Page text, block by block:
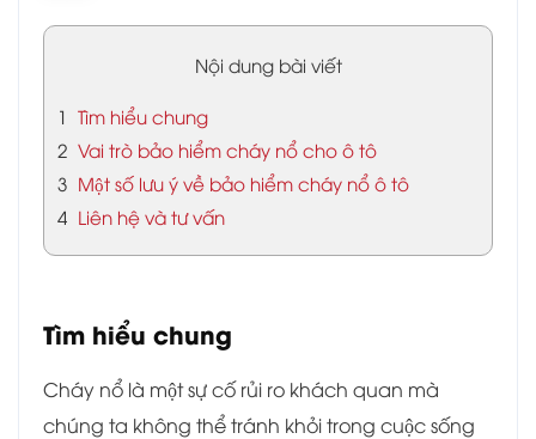
Nội dung bài viết
1 Tìm hiểu chung
2 Vai trò bảo hiểm cháy nổ cho ô tô
3 Một số lưu ý về bảo hiểm cháy nổ ô tô
4 Liên hệ và tư vấn
Tìm hiểu chung
Cháy nổ là một sự cố rủi ro khách quan mà
chúng ta không thể tránh khỏi trong cuộc sống